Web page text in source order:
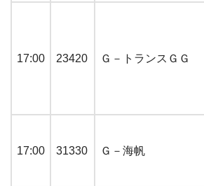
17:00 23420 Ｇ－トランスＧＧ
17:00 31330 Ｇ－海帆